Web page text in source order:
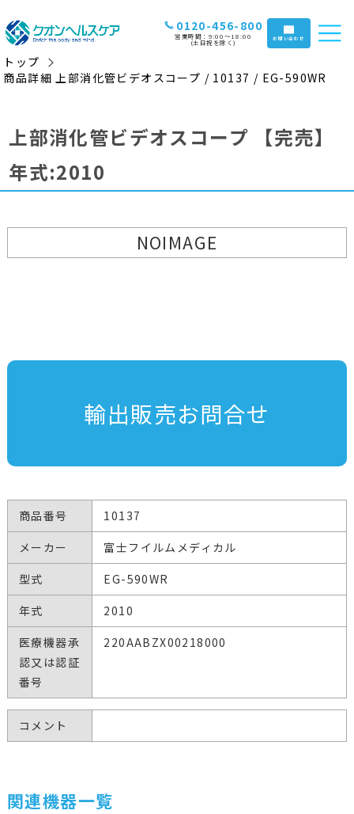
0120-456-800
営業時間：9:00〜18:00
(土日祝を除く) お問い合わせ
トップ
商品詳細 上部消化管ビデオスコープ / 10137 / EG-590WR
上部消化管ビデオスコープ
【完売】
年式:2010
NOIMAGE
輸出販売お問合せ
商品番号
10137
メーカー
富士フイルムメディカル
型式
EG-590WR
年式
2010
医療機器承
認又は認証
番号
220AABZX00218000
コメント
関連機器一覧